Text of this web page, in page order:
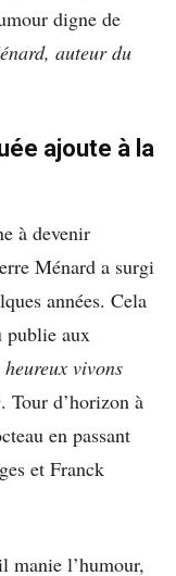
digne de
auteur du
ajoute à la
à devenir
Ménard a surgi
années. Cela
publie aux
vivons
. Tour d’horizon à
en passant
et Franck
manie l’humour,